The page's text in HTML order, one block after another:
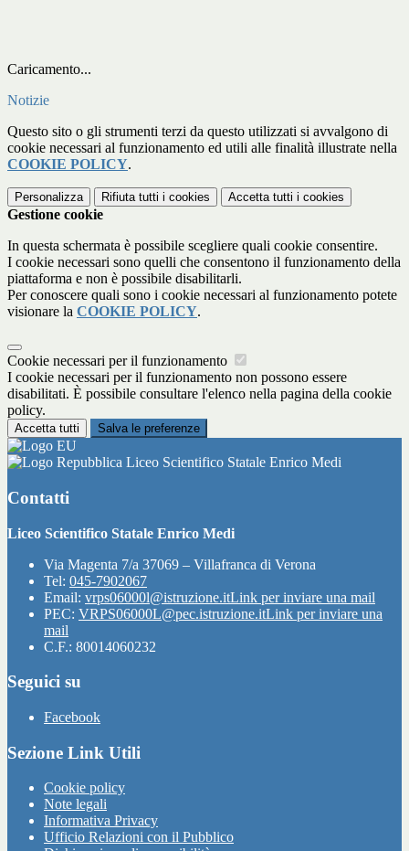
Caricamento...
Notizie
Questo sito o gli strumenti terzi da questo utilizzati si avvalgono di
cookie necessari al funzionamento ed utili alle finalità illustrate nella
COOKIE POLICY.
Personalizza Rifiuta tutti i cookies Accetta tutti i cookies
Gestione cookie
In questa schermata è possibile scegliere quali cookie consentire.
I cookie necessari sono quelli che consentono il funzionamento della
piattaforma e non è possibile disabilitarli.
Per conoscere quali sono i cookie necessari al funzionamento potete
visionare la COOKIE POLICY.
Cookie necessari per il funzionamento
I cookie necessari per il funzionamento non possono essere
disabilitati. È possibile consultare l'elenco nella pagina della cookie
policy.
Accetta tutti Salva le preferenze
Liceo Scientifico Statale Enrico Medi
Contatti
Liceo Scientifico Statale Enrico Medi
Via Magenta 7/a 37069 – Villafranca di Verona
Tel: 045-7902067
Email: vrps06000l@istruzione.itLink per inviare una mail
PEC: VRPS06000L@pec.istruzione.itLink per inviare una
mail
C.F.: 80014060232
Seguici su
Facebook
Sezione Link Utili
Cookie policy
Note legali
Informativa Privacy
Ufficio Relazioni con il Pubblico